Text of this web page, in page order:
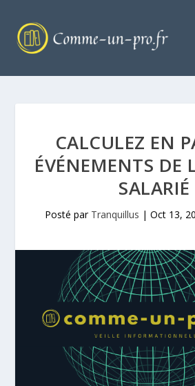
CALCULEZ EN
ÉVÉNEMENTS DE
SALARIÉ
Posté par Tranquillus | Oct 13,